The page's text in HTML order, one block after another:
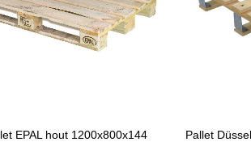
EPAL hout 1200x800x144
Pallet